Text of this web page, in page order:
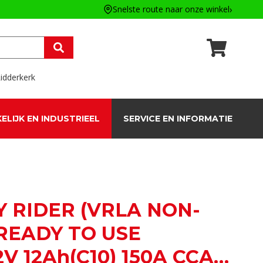
Snelste route naar onze winkel
EN INDUSTRIEEL SERVICE EN INFORMATIE
RIDER (VRLA NON-
TO USE
12Ah(C10) 150A CCA